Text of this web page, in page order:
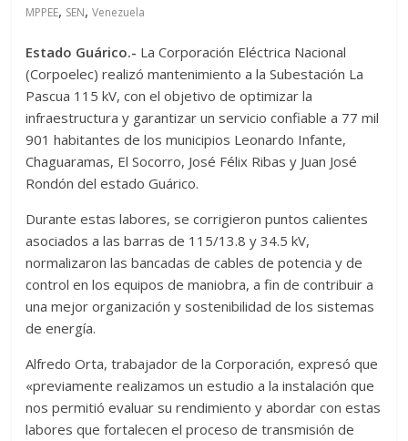
MPPEE, SEN,Venezuela
Estado Guárico.- La Corporación Eléctrica Nacional
(Corpoelec) realizó mantenimiento a la Subestación La
Pascua 115 kV, con el objetivo de optimizar la
infraestructura y garantizar un servicio confiable a 77 mil
901 habitantes de los municipios Leonardo Infante,
Chaguaramas, El Socorro, José Félix Ribas y Juan José
Rondón del estado Guárico.
Durante estas labores, se corrigieron puntos calientes
asociados a las barras de 115/13.8 y 34.5 kV,
normalizaron las bancadas de cables de potencia y de
control en los equipos de maniobra, a fin de contribuir a
una mejor organización y sostenibilidad de los sistemas
de energía.
Alfredo Orta, trabajador de la Corporación, expresó que
«previamente realizamos un estudio a la instalación que
nos permitió evaluar su rendimiento y abordar con estas
labores que fortalecen el proceso de transmisión de